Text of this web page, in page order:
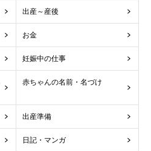
出産～産後
お金
妊娠中の仕事
赤ちゃんの名前・名づけ
出産準備
日記・マンガ